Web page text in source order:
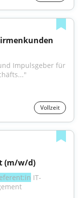
Impulsgeber für
Vollzeit
(m/w/d)
IT-